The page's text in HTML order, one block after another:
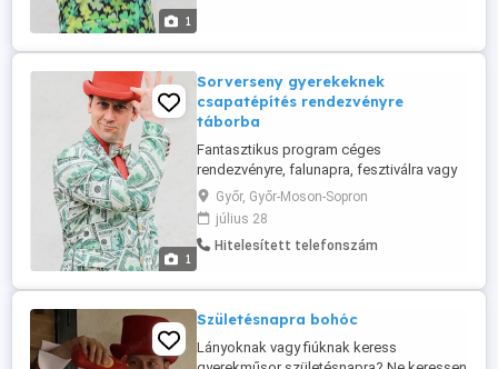
1
1
Sorverseny gyerekeknek
csapatépítés rendezvényre
táborba
Fantasztikus program céges
rendezvényre, falunapra, fesztiválra vagy
táborba
Győr, Győr-Moson-Sopron
július 28
Hitelesített telefonszám
Születésnapra bohóc
Lányoknak vagy fiúknak keress